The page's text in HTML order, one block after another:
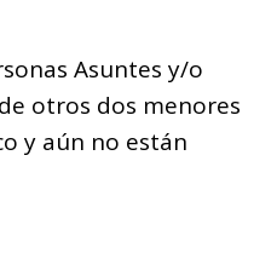
Asuntes y/o
otros dos menores
y aún no están